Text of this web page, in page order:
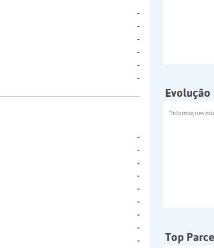
-
-
-
-
-
-
-
-
-
-
-
-
-
-
-
Evolução
*Informações
Top